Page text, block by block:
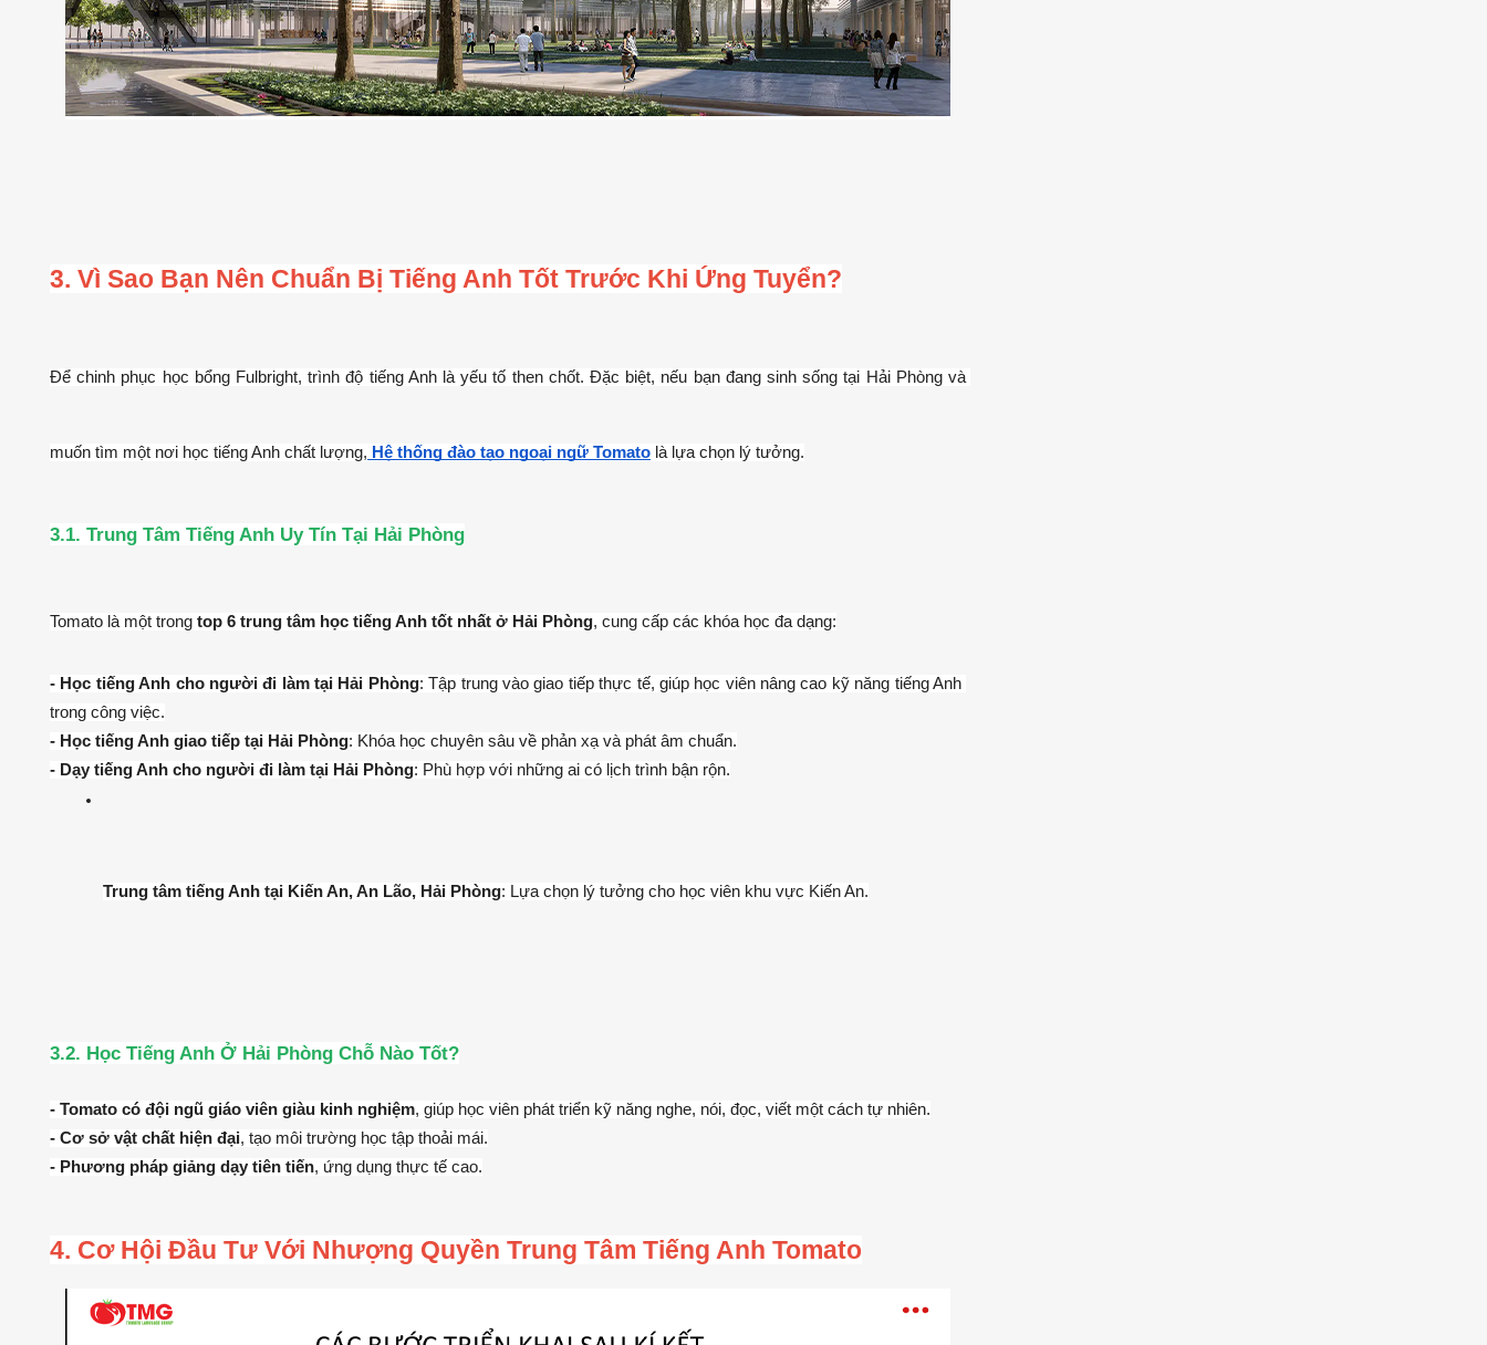
3. Vì Sao Bạn Nên Chuẩn Bị Tiếng Anh Tốt Trước Khi Ứng Tuyển?
Để chinh phục học bổng Fulbright, trình độ tiếng Anh là yếu tố then chốt. Đặc biệt, nếu bạn đang sinh sống tại Hải Phòng và
muốn tìm một nơi học tiếng Anh chất lượng, Hệ thống đào tạo ngoại ngữ Tomato là lựa chọn lý tưởng.
3.1. Trung Tâm Tiếng Anh Uy Tín Tại Hải Phòng
Tomato là một trong top 6 trung tâm học tiếng Anh tốt nhất ở Hải Phòng, cung cấp các khóa học đa dạng:
- Học tiếng Anh cho người đi làm tại Hải Phòng: Tập trung vào giao tiếp thực tế, giúp học viên nâng cao kỹ năng tiếng Anh
trong công việc.
- Học tiếng Anh giao tiếp tại Hải Phòng: Khóa học chuyên sâu về phản xạ và phát âm chuẩn.
- Dạy tiếng Anh cho người đi làm tại Hải Phòng: Phù hợp với những ai có lịch trình bận rộn.
Trung tâm tiếng Anh tại Kiến An, An Lão, Hải Phòng: Lựa chọn lý tưởng cho học viên khu vực Kiến An.
3.2. Học Tiếng Anh Ở Hải Phòng Chỗ Nào Tốt?
- Tomato có đội ngũ giáo viên giàu kinh nghiệm, giúp học viên phát triển kỹ năng nghe, nói, đọc, viết một cách tự nhiên.
- Cơ sở vật chất hiện đại, tạo môi trường học tập thoải mái.
- Phương pháp giảng dạy tiên tiến, ứng dụng thực tế cao.
4. Cơ Hội Đầu Tư Với Nhượng Quyền Trung Tâm Tiếng Anh Tomato